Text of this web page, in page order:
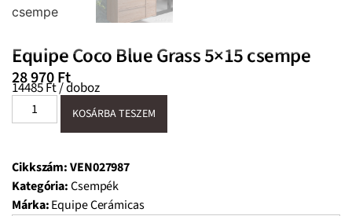
Equipe Coco Blue Grass 5×15 csempe
28 970Ft
14485 Ft / doboz
KOSÁRBA TESZEM
Cikkszám:VEN027987
Kategória:Csempék
Márka:Equipe Cerámicas